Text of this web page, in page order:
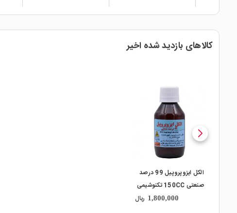
کالاهای بازدید شده اخیر
الکل ایزوپروپیل 99 درصد
صنعتی 150CC تکنوشیمی
1,800,000 ریال